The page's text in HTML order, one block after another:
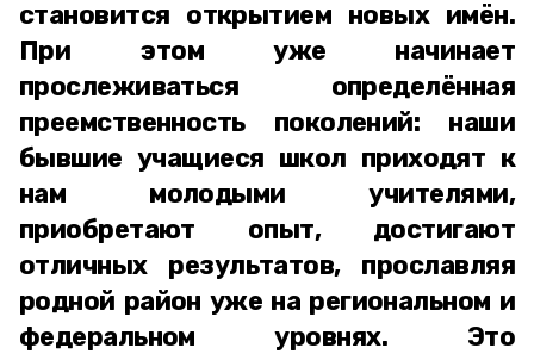
становится открытием новых имён.
При этом уже начинает
прослеживаться определённая
преемственность поколений: наши
бывшие учащиеся школ приходят к
нам молодыми учителями,
приобретают опыт, достигают
отличных результатов, прославляя
родной район уже на региональном и
федеральном уровнях. Это